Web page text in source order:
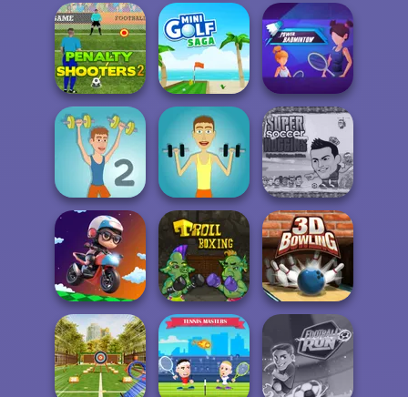
Football Masters Football Tricks
Table Tennis
World Tour
Penalty Shooters
2
Mini Golf Saga
Power
Badminton
Muscle Clicker 2 Muscle Clicker
Super Soccer
Noggins
Christmas
Moto Boss Troll Boxing 3D Bowling